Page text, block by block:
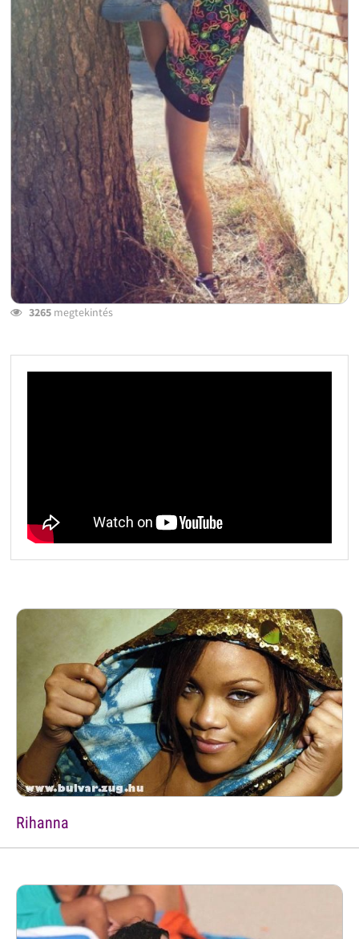
3265megtekintés
Rihanna